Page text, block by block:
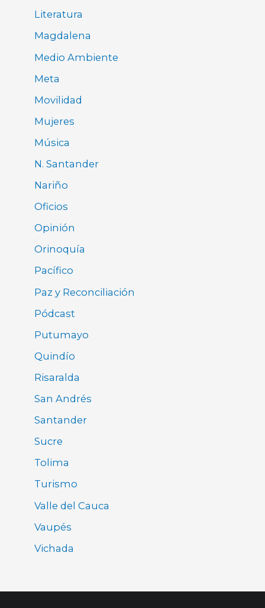
Literatura
Magdalena
Medio Ambiente
Meta
Movilidad
Mujeres
Música
N. Santander
Nariño
Oficios
Opinión
Orinoquía
Pacífico
Paz y Reconciliación
Pódcast
Putumayo
Quindío
Risaralda
San Andrés
Santander
Sucre
Tolima
Turismo
Valle del Cauca
Vaupés
Vichada